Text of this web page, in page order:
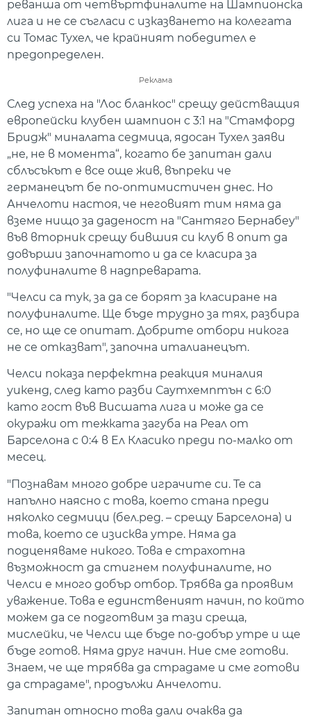
реванша от четвъртфиналите на Шампионска
лига и не се съгласи с изказването на колегата
си Томас Тухел, че крайният победител е
предопределен.
Реклама
След успеха на "Лос бланкос" срещу действащия
европейски клубен шампион с 3:1 на "Стамфорд
Бридж" миналата седмица, ядосан Тухел заяви
„не, не в момента“, когато бе запитан дали
сблъсъкът е все още жив, въпреки че
германецът бе по-оптимистичен днес. Но
Анчелоти настоя, че неговият тим няма да
вземе нищо за даденост на "Сантяго Бернабеу"
във вторник срещу бившия си клуб в опит да
довърши започнатото и да се класира за
полуфиналите в надпреварата.
"Челси са тук, за да се борят за класиране на
полуфиналите. Ще бъде трудно за тях, разбира
се, но ще се опитат. Добрите отбори никога
не се отказват", започна италианецът.
Челси показа перфектна реакция миналия
уикенд, след като разби Саутхемптън с 6:0
като гост във Висшата лига и може да се
окуражи от тежката загуба на Реал от
Барселона с 0:4 в Ел Класико преди по-малко от
месец.
"Познавам много добре играчите си. Те са
напълно наясно с това, което стана преди
няколко седмици (бел.ред. – срещу Барселона) и
това, което се изисква утре. Няма да
подценяваме никого. Това е страхотна
възможност да стигнем полуфиналите, но
Челси е много добър отбор. Трябва да проявим
уважение. Това е единственият начин, по който
можем да се подготвим за тази среща,
мислейки, че Челси ще бъде по-добър утре и ще
бъде готов. Няма друг начин. Ние сме готови.
Знаем, че ще трябва да страдаме и сме готови
да страдаме", продължи Анчелоти.
Запитан относно това дали очаква да